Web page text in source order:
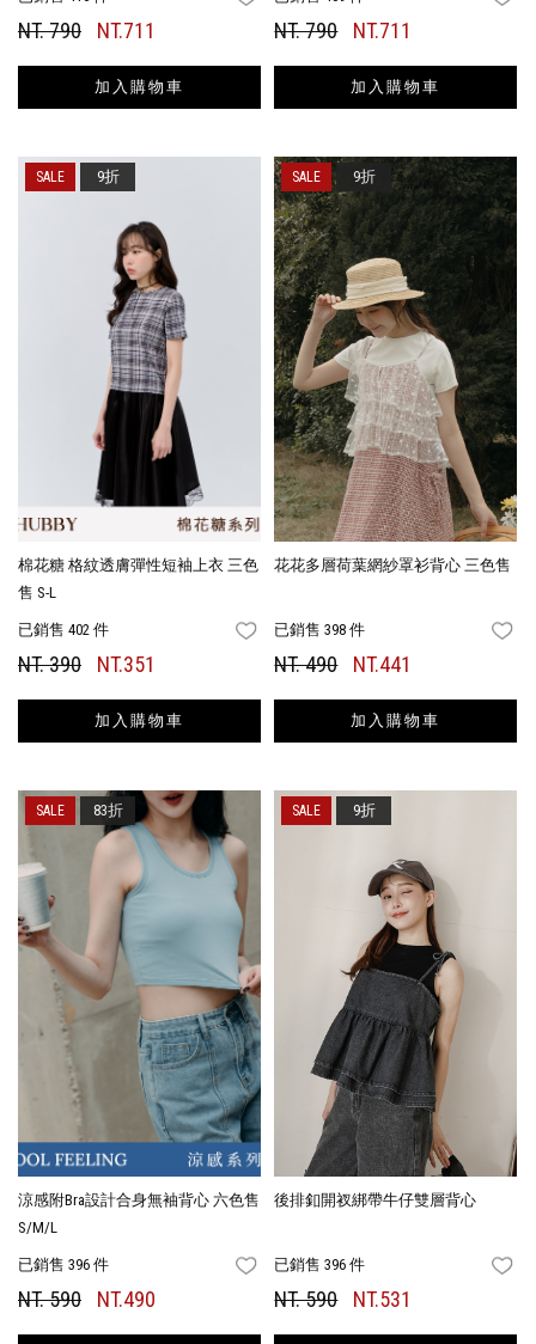
NT. 790 NT.711
加入購物車
NT. 790 NT.711
加入購物車
棉花糖 格紋透膚彈性短袖上衣 三色
售 S-L
已銷售 402 件 FAVORITES
NT. 390 NT.351
加入購物車
9折
花花多層荷葉網紗罩衫背心 三色售
已銷售 398 件
NT. 490 NT.441
加入購物車
9折
涼感附Bra設計合身無袖背心 六色售
S/M/L
已銷售 396 件 FAVORITES
NT. 590 NT.490
83折
後排釦開衩綁帶牛仔雙層背心
已銷售 396 件
NT. 590 NT.531
9折